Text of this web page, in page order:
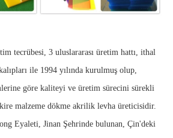
tecrübesi, 3 uluslararası üretim hattı, ithal
ile 1994 yılında kurulmuş olup,
göre kaliteyi ve üretim sürecini sürekli
malzeme dökme akrilik levha üreticisidir.
Eyaleti, Jinan Şehrinde bulunan, Çin'deki